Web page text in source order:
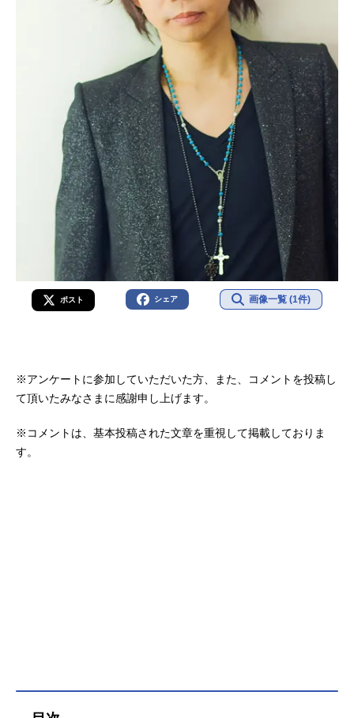
ポスト シェア 画像一覧 (1件)
※アンケートに参加していただいた方、また、コメントを投稿し
て頂いたみなさまに感謝申し上げます。
※コメントは、基本投稿された文章を重視して掲載しておりま
す。